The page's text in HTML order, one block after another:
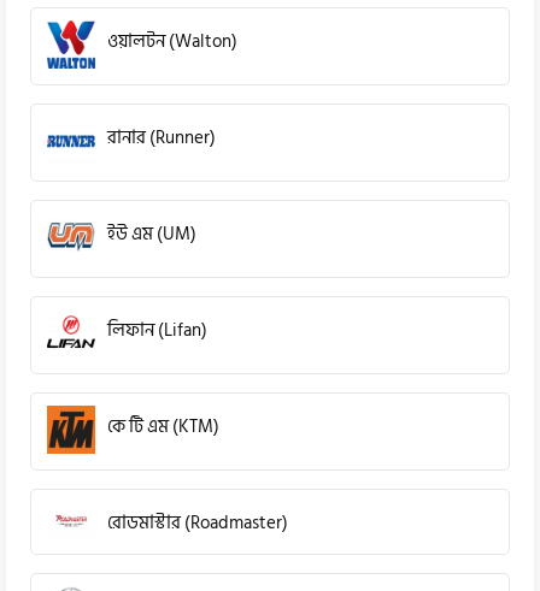
ওয়ালটন (Walton)
রানার (Runner)
ইউ এম (UM)
লিফান (Lifan)
কে টি এম (KTM)
রোডমাস্টার (Roadmaster)